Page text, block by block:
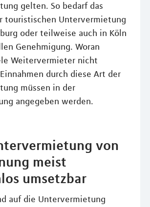
gelten. So bedarf das
touristischen Untervermietung
oder teilweise auch in Köln
Genehmigung. Woran
Weitervermieter nicht
durch diese Art der
müssen in der
angegeben werden.
von
meist
umsetzbar
auf die Untervermietung